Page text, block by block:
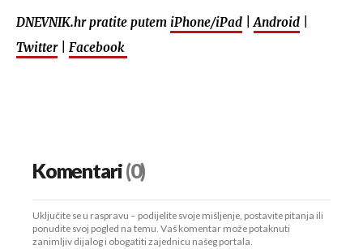
DNEVNIK.hr pratite putem iPhone/iPad Android
Twitter| Facebook
Komentari(0)
Uključite se u raspravu – podijelite svoje mišljenje, postavite pitanja ili
ponudite svoj pogled na temu. Vaš komentar može potaknuti
zanimljiv dijalog i obogatiti zajednicu našeg portala.